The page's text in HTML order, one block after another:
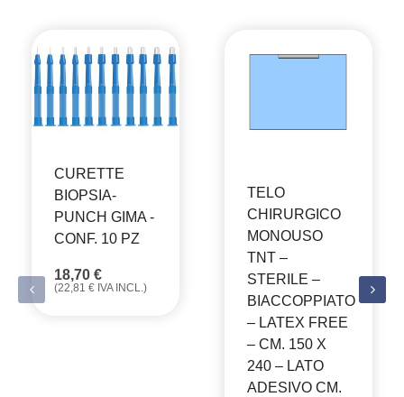
CURETTE
BIOPSIA-
PUNCH GIMA -
CONF. 10 PZ
18,70 €
(22,81 € IVA INCL.)
TELO
CHIRURGICO
MONOUSO
TNT –
STERILE –
BIACCOPPIATO
– LATEX FREE
– CM. 150 X
240 – LATO
ADESIVO CM.